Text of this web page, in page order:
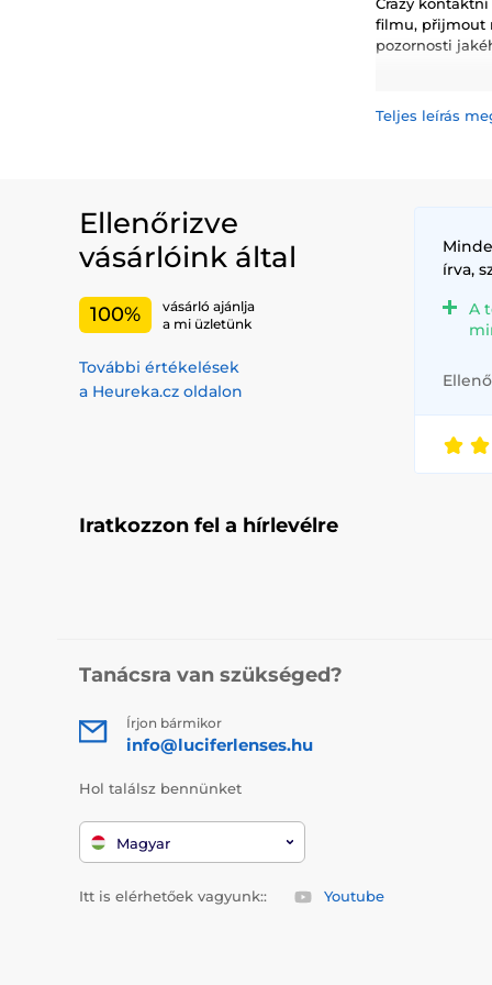
filmu, přijmout
pozornosti
příležitosti.
Party čočky:
Anime a
Typy Crazy
Twilight
Kdy nosit
vašeho
Teljes leírás
Ellenőrizve
vásárlóink által
100%
vásárló ajánlja
a mi üzletünk
További értékelések
a Heureka.cz oldalon
írva,
A
Iratkozzon fel a hírlevélre
Tanácsra van szükséged?
Írjon bármikor
info@luciferlenses.hu
Hol találsz bennünket
Magyar
Itt is elérhetőek vagyunk:: Youtube